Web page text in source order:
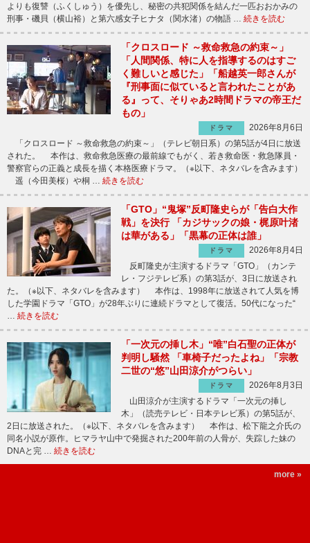
よりも復讐（ふくしゅう）を優先し、秘密の共犯関係を結んだ一匹おおかみの
刑事・磯貝（横山裕）と第六感女子ヒナタ（関水渚）の物語 … 続きを読む
「クロスロード ～救命救急の約束～」
「人間関係、特に人を指導するのはすご
く難しいと感じた」「船越英一郎さんが
『刑事面に似ていると言われたことがあ
る』って、そりゃあ2時間ドラマの帝王だ
もの」
ドラマ
2026年8月6日
「クロスロード ～救命救急の約束～」（テレビ朝日系）の第5話が4日に放送
された。 本作は、救命救急医療の最前線でもがく、若き救命医・救急隊員・
警察官らの正義と成長を描く本格医療ドラマ。（※以下、ネタバレを含みます）
遥（今田美桜）や桐 … 続きを読む
「GTO」“鬼塚”反町隆史らが「告白大作
戦」を決行 「カジサックの娘・梶原叶渚
は華がある」「黒幕の正体は誰」
ドラマ
2026年8月4日
反町隆史が主演するドラマ「GTO」（カンテ
レ・フジテレビ系）の第3話が、3日に放送され
た。（※以下、ネタバレを含みます） 本作は、1998年に放送されて人気を博
した学園ドラマ「GTO」が28年ぶりに連続ドラマとして復活。50代になった“
続きを読む
「一次元の挿し木」“唯”白石聖の正体が
判明し騒然 「車椅子だったよね」「宗教
二世の“悠”山田涼介がつらい」
ドラマ
2026年8月3日
山田涼介が主演するドラマ「一次元の挿し
木」（読売テレビ・日本テレビ系）の第5話が、
2日に放送された。（※以下、ネタバレを含みます） 本作は、松下龍之介氏の
同名小説が原作。ヒマラヤ山中で発掘された200年前の人骨が、失踪した妹の
DNAと完 … 続きを読む
more »